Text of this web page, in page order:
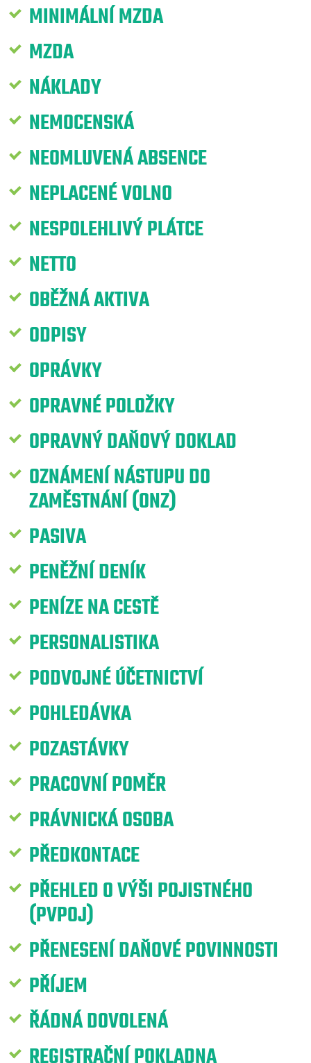
MINIMÁLNÍ MZDA
MZDA
NÁKLADY
NEMOCENSKÁ
NEOMLUVENÁ ABSENCE
NEPLACENÉ VOLNO
NESPOLEHLIVÝ PLÁTCE
NETTO
OBĚŽNÁ AKTIVA
ODPISY
OPRÁVKY
OPRAVNÉ POLOŽKY
OPRAVNÝ DAŇOVÝ DOKLAD
OZNÁMENÍ NÁSTUPU DO
ZAMĚSTNÁNÍ (ONZ)
PASIVA
PENĚŽNÍ DENÍK
PENÍZE NA CESTĚ
PERSONALISTIKA
PODVOJNÉ ÚČETNICTVÍ
POHLEDÁVKA
POZASTÁVKY
PRACOVNÍ POMĚR
PRÁVNICKÁ OSOBA
PŘEDKONTACE
PŘEHLED O VÝŠI POJISTNÉHO
(PVPOJ)
PŘENESENÍ DAŇOVÉ POVINNOSTI
PŘÍJEM
ŘÁDNÁ DOVOLENÁ